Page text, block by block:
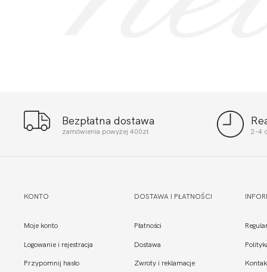
Bezpłatna dostawa
zamówienia powyżej 400zł 2-4
KONTO
Moje konto
Logowanie i rejestracja
Przypomnij hasło
DOSTAWA I PŁATNOŚCI
Płatności
Dostawa
Zwroty i reklamacje